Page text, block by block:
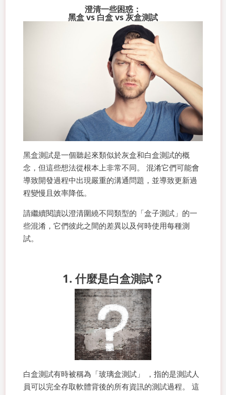
澄清一些困惑：
黑盒 vs 白盒 vs 灰盒測試
黑盒測試是一個聽起來類似於灰盒和白盒測試的概
念，但這些想法從根本上非常不同。 混淆它們可能會
導致開發過程中出現嚴重的溝通問題，並導致更新過
程變慢且效率降低。
請繼續閱讀以澄清圍繞不同類型的「盒子測試」的一
些混淆，它們彼此之間的差異以及何時使用每種測
試。
1. 什麼是白盒測試？
白盒測試有時被稱為「玻璃盒測試」 ，指的是測試人
員可以完全存取軟體背後的所有資訊的測試過程。 這